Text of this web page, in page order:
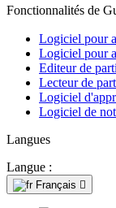
Fonctionnalités de
Logiciel pour
Logiciel pour
Editeur de
Lecteur de
Logiciel
Logiciel de
Langues
Langue :
Français 